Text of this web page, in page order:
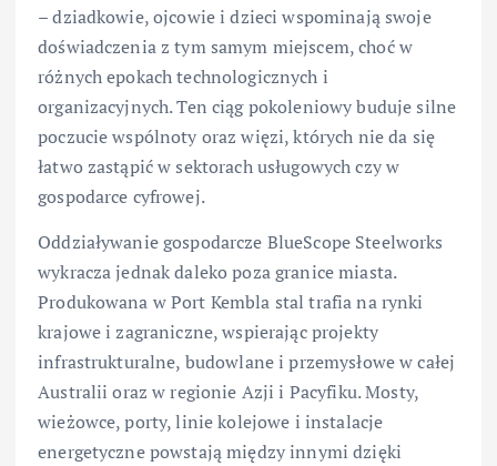
– dziadkowie, ojcowie i dzieci wspominają swoje
doświadczenia z tym samym miejscem, choć w
różnych epokach technologicznych i
organizacyjnych. Ten ciąg pokoleniowy buduje silne
poczucie wspólnoty oraz więzi, których nie da się
łatwo zastąpić w sektorach usługowych czy w
gospodarce cyfrowej.
Oddziaływanie gospodarcze BlueScope Steelworks
wykracza jednak daleko poza granice miasta.
Produkowana w Port Kembla stal trafia na rynki
krajowe i zagraniczne, wspierając projekty
infrastrukturalne, budowlane i przemysłowe w całej
Australii oraz w regionie Azji i Pacyfiku. Mosty,
wieżowce, porty, linie kolejowe i instalacje
energetyczne powstają między innymi dzięki